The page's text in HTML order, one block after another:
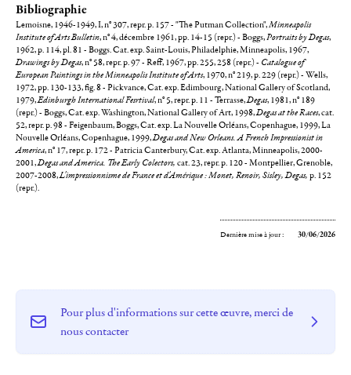
Bibliographie
Lemoisne, 1946-1949, I, n° 307, repr. p. 157 - "The Putman Collection",Minneapolis
Institute of Arts Bulletin, n° 4, décembre 1961, pp. 14-15 (repr.) - Boggs,Portraits by Degas,
1962, p. 114, pl. 81 - Boggs. Cat. exp. Saint-Louis, Philadelphie, Minneapolis, 1967,
Drawings by Degas, n° 58, repr. p. 97 - Reff, 1967, pp. 255, 258 (repr.) - Catalogue of
European Paintings in the Minneapolis Institute of Arts, 1970, n° 219, p. 229 (repr.) - Wells,
1972, pp. 130-133, fig. 8 - Pickvance, Cat. exp. Edimbourg, National Gallery of Scotland,
1979,Edinburgh International Fesrtival, n° 5, repr. p. 11 - Terrasse,Degas, 1981, n° 189
(repr.) - Boggs, Cat. exp. Washington, National Gallery of Art, 1998,Degas at the Races, cat.
52, repr. p. 98 - Feigenbaum, Boggs, Cat. exp. La Nouvelle Orléans, Copenhague, 1999, La
Nouvelle Orléans, Copenhague, 1999,Degas and New Orleans. A French Impressionist in
America, n° 17, repr. p. 172 - Patricia Canterbury, Cat. exp. Atlanta, Minneapolis, 2000-
2001,Degas and America. The Early Colectors, cat. 23, repr. p. 120 - Montpellier, Grenoble,
2007-2008,L'impressionnisme de France et d'Amérique : Monet, Renoir, Sisley, Degas, p. 152
(repr.).
Dernière mise à jour : 30/06/2026
Pour plus d'informations sur cette œuvre, merci de
nous contacter